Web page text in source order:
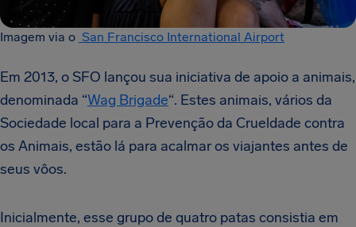
Imagem via o San Francisco International Airport
Em 2013, o SFO lançou sua iniciativa de apoio a animais,
denominada “Wag Brigade“. Estes animais, vários da
Sociedade local para a Prevenção da Crueldade contra
os Animais, estão lá para acalmar os viajantes antes de
seus vôos.
Inicialmente, esse grupo de quatro patas consistia em